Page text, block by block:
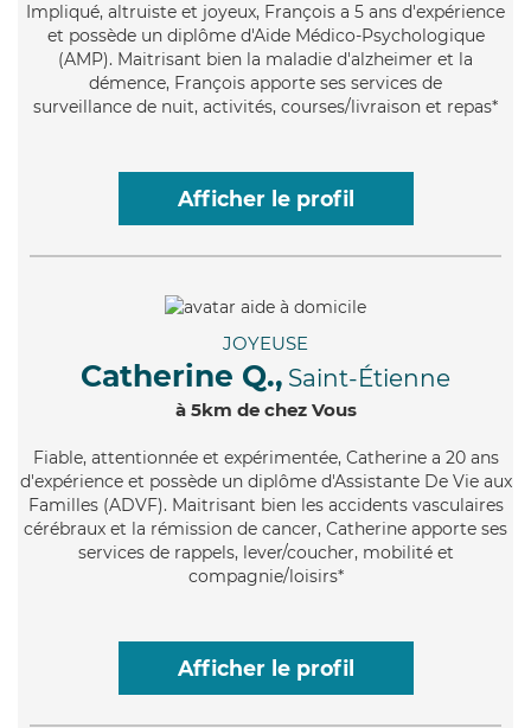
Impliqué, altruiste et joyeux, François a 5 ans d'expérience
et possède un diplôme d'Aide Médico-Psychologique
(AMP). Maitrisant bien la maladie d'alzheimer et la
démence, François apporte ses services de
surveillance de nuit, activités, courses/livraison et repas*
Afficher le profil
JOYEUSE
Catherine Q., Saint-Étienne
à 5km de chez Vous
Fiable, attentionnée et expérimentée, Catherine a 20 ans
d'expérience et possède un diplôme d'Assistante De Vie aux
Familles (ADVF). Maitrisant bien les accidents vasculaires
cérébraux et la rémission de cancer, Catherine apporte ses
services de rappels, lever/coucher, mobilité et
compagnie/loisirs*
Afficher le profil